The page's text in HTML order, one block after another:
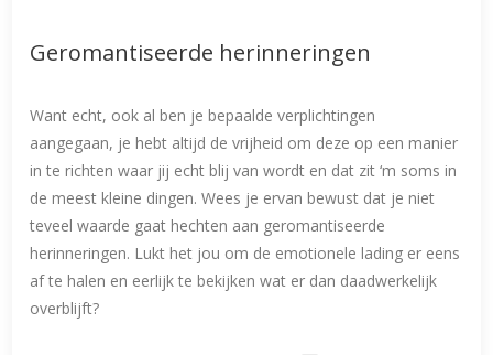
Geromantiseerde herinneringen
Want echt, ook al ben je bepaalde verplichtingen
aangegaan, je hebt altijd de vrijheid om deze op een manier
in te richten waar jij echt blij van wordt en dat zit ‘m soms in
de meest kleine dingen. Wees je ervan bewust dat je niet
teveel waarde gaat hechten aan geromantiseerde
herinneringen. Lukt het jou om de emotionele lading er eens
af te halen en eerlijk te bekijken wat er dan daadwerkelijk
overblijft?